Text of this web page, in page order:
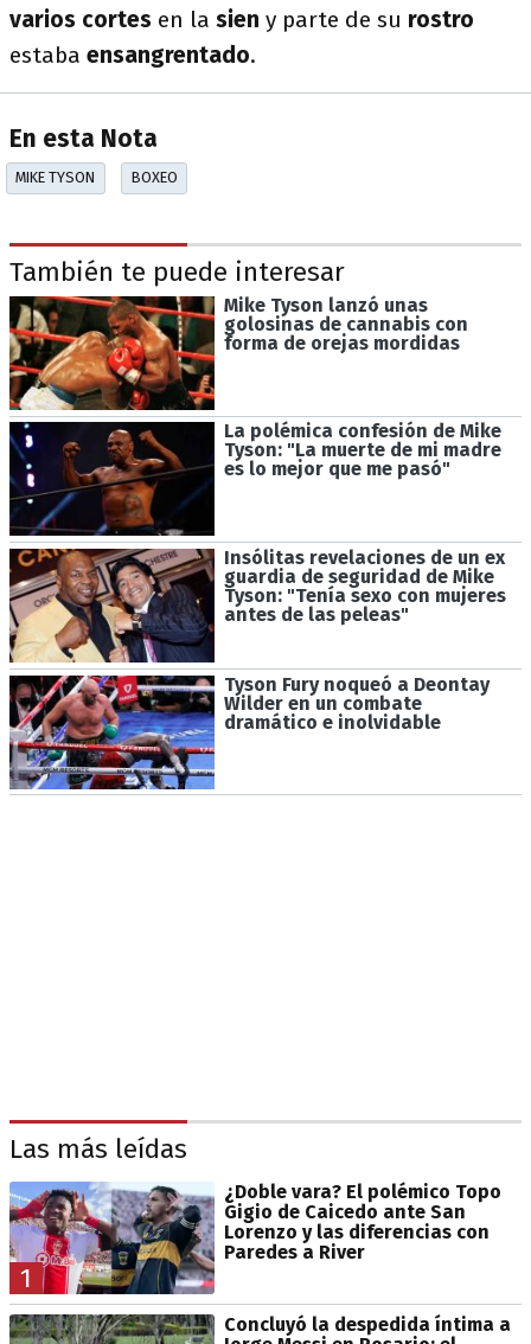
varios cortes en la sien y parte de su rostro
estaba ensangrentado.
En esta Nota
MIKE TYSON BOXEO
También te puede interesar
Mike Tyson lanzó unas
golosinas de cannabis con
forma de orejas mordidas
La polémica confesión de Mike
Tyson: "La muerte de mi madre
es lo mejor que me pasó"
Insólitas revelaciones de un ex
guardia de seguridad de Mike
Tyson: "Tenía sexo con mujeres
antes de las peleas"
Tyson Fury noqueó a Deontay
Wilder en un combate
dramático e inolvidable
Las más leídas
1
¿Doble vara? El polémico Topo
Gigio de Caicedo ante San
Lorenzo y las diferencias con
Paredes a River
Concluyó la despedida íntima a